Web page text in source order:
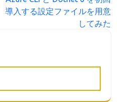
導入する設定ファイルを用意
してみた